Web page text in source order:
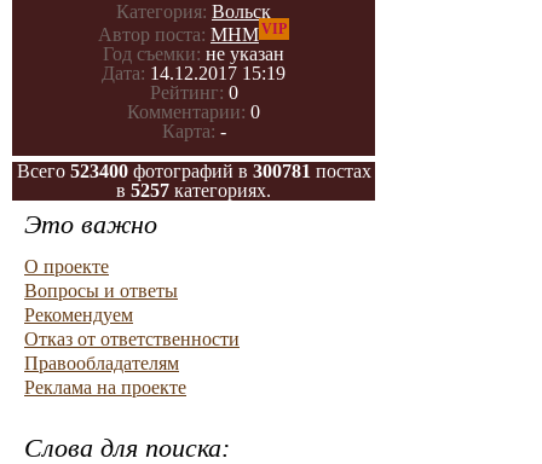
Категория: Вольск
Автор поста: МНМVIP
Год съемки: не указан
Дата: 14.12.2017 15:19
Рейтинг: 0
Комментарии: 0
Карта: -
Всего 523400фотографий в 300781 постах
в 5257 категориях.
Это важно
О проекте
Вопросы и ответы
Рекомендуем
Отказ от ответственности
Правообладателям
Реклама на проекте
Слова для поиска: